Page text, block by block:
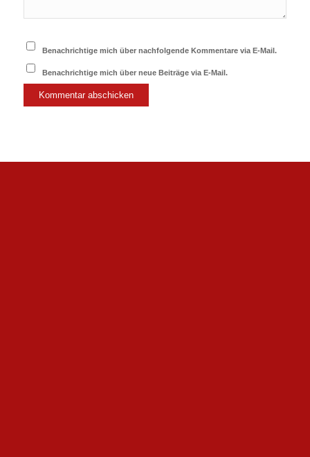
Benachrichtige mich über nachfolgende Kommentare via E-Mail.
Benachrichtige mich über neue Beiträge via E-Mail.